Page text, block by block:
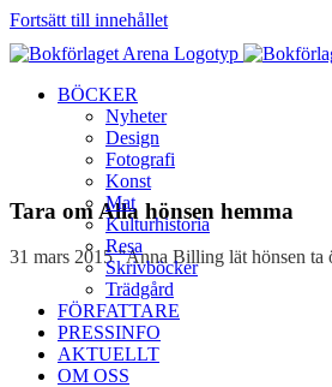
Fortsätt till innehållet
BÖCKER
Nyheter
Design
Fotografi
Konst
Mat
Kulturhistoria
Resa
Skrivböcker
Trädgård
FÖRFATTARE
PRESSINFO
AKTUELLT
OM OSS
Tara om Alla hönsen hemma
31 mars 2015 ”Anna Billing lät hönsen ta